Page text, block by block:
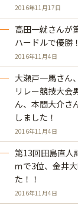
2016年11月17日
高田一就さんが
ハードルで優勝
2016年11月4日
大瀬戸一馬さん
リレー競技大
ん、本間大介さ
しました！
2016年11月4日
第13回田島直人
ｍで3位、金井
た！！
2016年11月4日